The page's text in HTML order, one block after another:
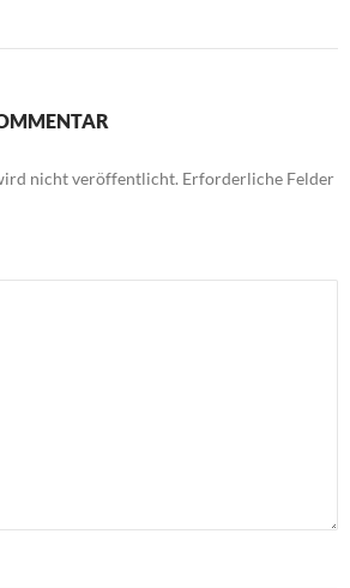
nicht veröffentlicht. Erforderliche Felder